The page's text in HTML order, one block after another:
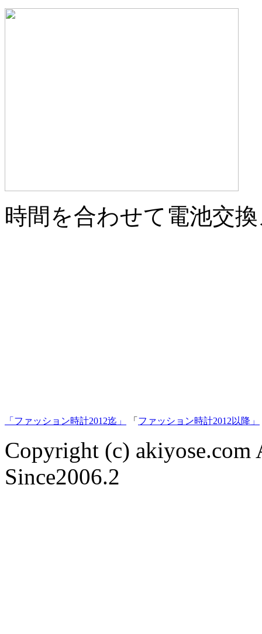
時間を合わせて電池交
「ファッション時計2012迄」 「 ファッション時計2012以降」
Copyright (c) akiyose.com
Since2006.2